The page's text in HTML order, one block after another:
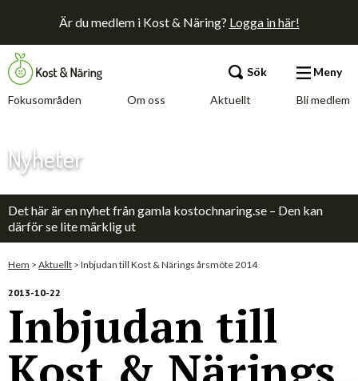
Är du medlem i Kost & Näring? Logga in här!
Fokusområden Om oss Aktuellt Bli medlem
Sök Meny
Om oss
Aktuellt
Bli medlem
Kontakt Annonsera Press
För studenter English
Nyheter
Det här är en nyhet från gamla kostochnaring.se – Den kan
därför se lite märklig ut
Hem > Aktuellt > Inbjudan till Kost & Närings årsmöte 2014
2013-10-22
Inbjudan till